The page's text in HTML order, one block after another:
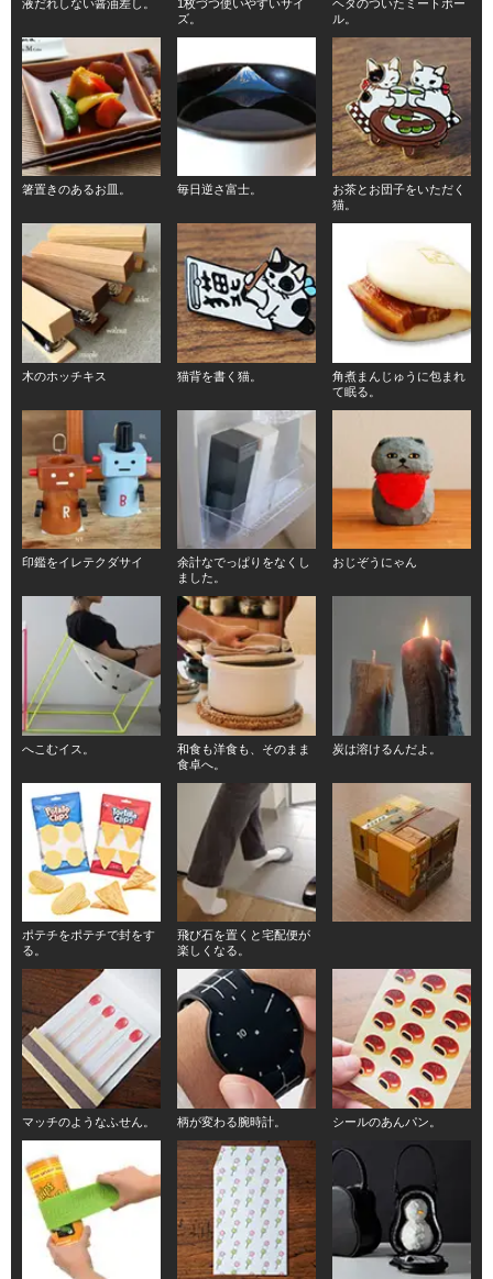
液だれしない醤油差し。
1枚づつ使いやすいサイ
ズ。
ヘタのついたミートボー
ル。
箸置きのあるお皿。 毎日逆さ富士。
お茶とお団子をいただく
猫。
木のホッチキス 猫背を書く猫。
角煮まんじゅうに包まれ
て眠る。
印鑑をイレテクダサイ
余計なでっぱりをなくし
ました。
おじぞうにゃん
へこむイス。
和食も洋食も、そのまま
食卓へ。
炭は溶けるんだよ。
ポテチをポテチで封をす
る。
飛び石を置くと宅配便が
楽しくなる。
マッチのようなふせん。 柄が変わる腕時計。 シールのあんパン。